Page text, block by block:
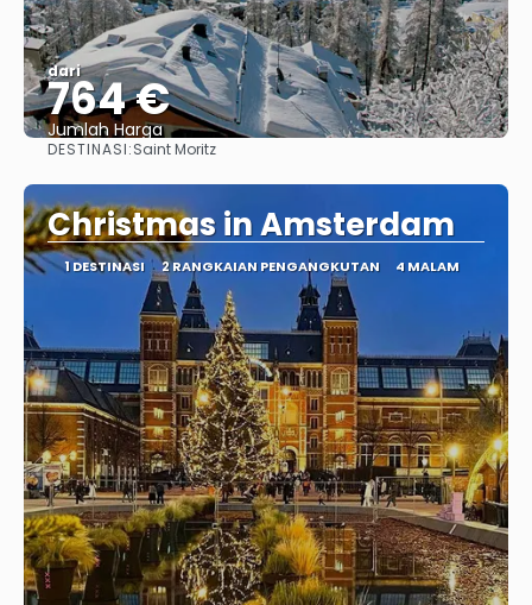
dari
764 €
Jumlah Harga
DESTINASI:Saint Moritz
Christmas in Amsterdam
1 DESTINASI 2 RANGKAIAN PENGANGKUTAN 4 MALAM